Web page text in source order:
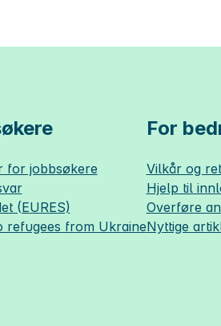
for jobbsøkere
(EURES)
refugees from Ukraine
For
Vilkår og
Hjelp til
Overføre
Nyttige